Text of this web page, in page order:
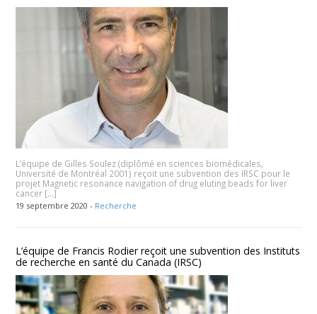
L’équipe de Gilles Soulez (diplômé en sciences biomédicales,
Université de Montréal 2001) reçoit une subvention des IRSC pour le
projet Magnetic resonance navigation of drug eluting beads for liver
cancer […]
19 septembre 2020 - Recherche
L’équipe de Francis Rodier reçoit une subvention des Instituts
de recherche en santé du Canada (IRSC)